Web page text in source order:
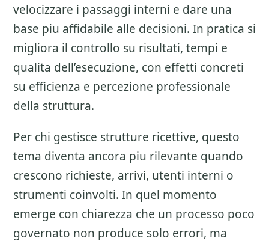
velocizzare i passaggi interni e dare una
base piu affidabile alle decisioni. In pratica si
migliora il controllo su risultati, tempi e
qualita dell’esecuzione, con effetti concreti
su efficienza e percezione professionale
della struttura.
Per chi gestisce strutture ricettive, questo
tema diventa ancora piu rilevante quando
crescono richieste, arrivi, utenti interni o
strumenti coinvolti. In quel momento
emerge con chiarezza che un processo poco
governato non produce solo errori, ma